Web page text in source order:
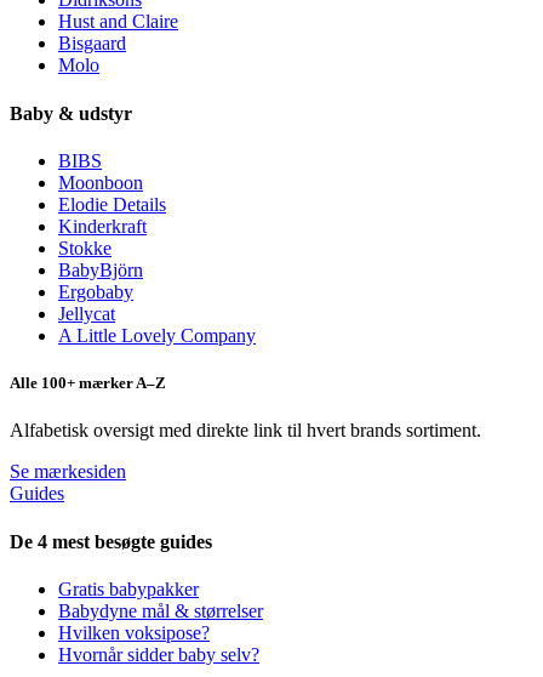
Hust and Claire
Bisgaard
Molo
Baby & udstyr
BIBS
Moonboon
Elodie Details
Kinderkraft
Stokke
BabyBjörn
Ergobaby
Jellycat
A Little Lovely Company
Alle 100+ mærker A–Z
Alfabetisk oversigt med direkte link til hvert brands sortiment.
Se mærkesiden
Guides
De 4 mest besøgte guides
Gratis babypakker
Babydyne mål & størrelser
Hvilken voksipose?
Hvornår sidder baby selv?